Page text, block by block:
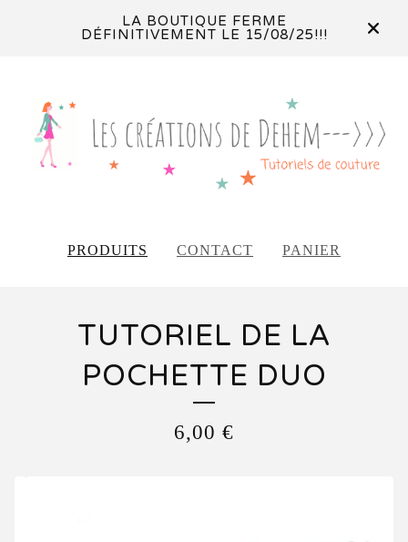
LA BOUTIQUE FERME
DÉFINITIVEMENT LE 15/08/25!!!
PRODUITS CONTACT PANIER
TUTORIEL DE LA
POCHETTE DUO
6,00 €